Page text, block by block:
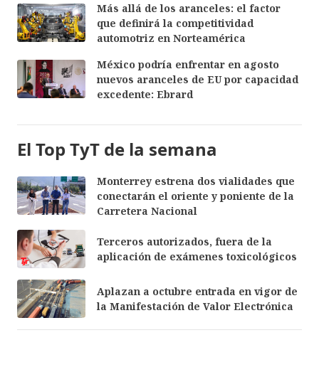
Más allá de los aranceles: el factor
que definirá la competitividad
automotriz en Norteamérica
México podría enfrentar en agosto
nuevos aranceles de EU por capacidad
excedente: Ebrard
El Top TyT de la semana
Monterrey estrena dos vialidades que
conectarán el oriente y poniente de la
Carretera Nacional
Terceros autorizados, fuera de la
aplicación de exámenes toxicológicos
Aplazan a octubre entrada en vigor de
la Manifestación de Valor Electrónica